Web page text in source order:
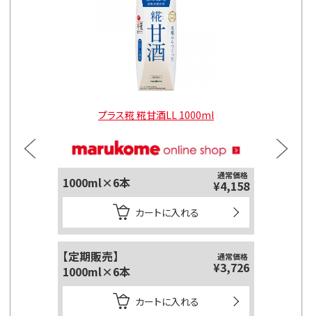
プラス糀 糀甘酒LL 1000ml
1000ml×6本 通常価格
¥4,158
カートに入れる
【定期販売】
1000ml×6本
通常価格
¥3,726
カートに入れる